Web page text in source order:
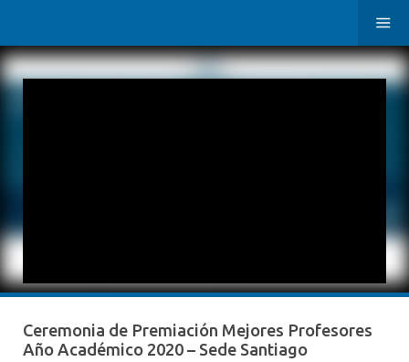
Ceremonia de Premiación Mejores Profesores
Año Académico 2020 – Sede Santiago